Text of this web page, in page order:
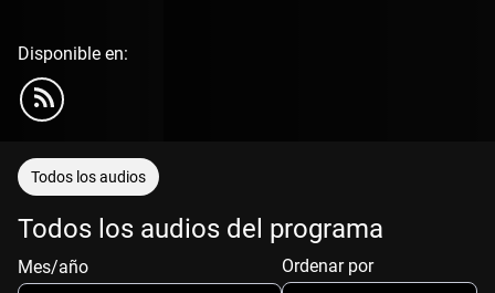
Disponible en:
Todos los audios
Todos los audios del programa
Mes/año
Ordenar por